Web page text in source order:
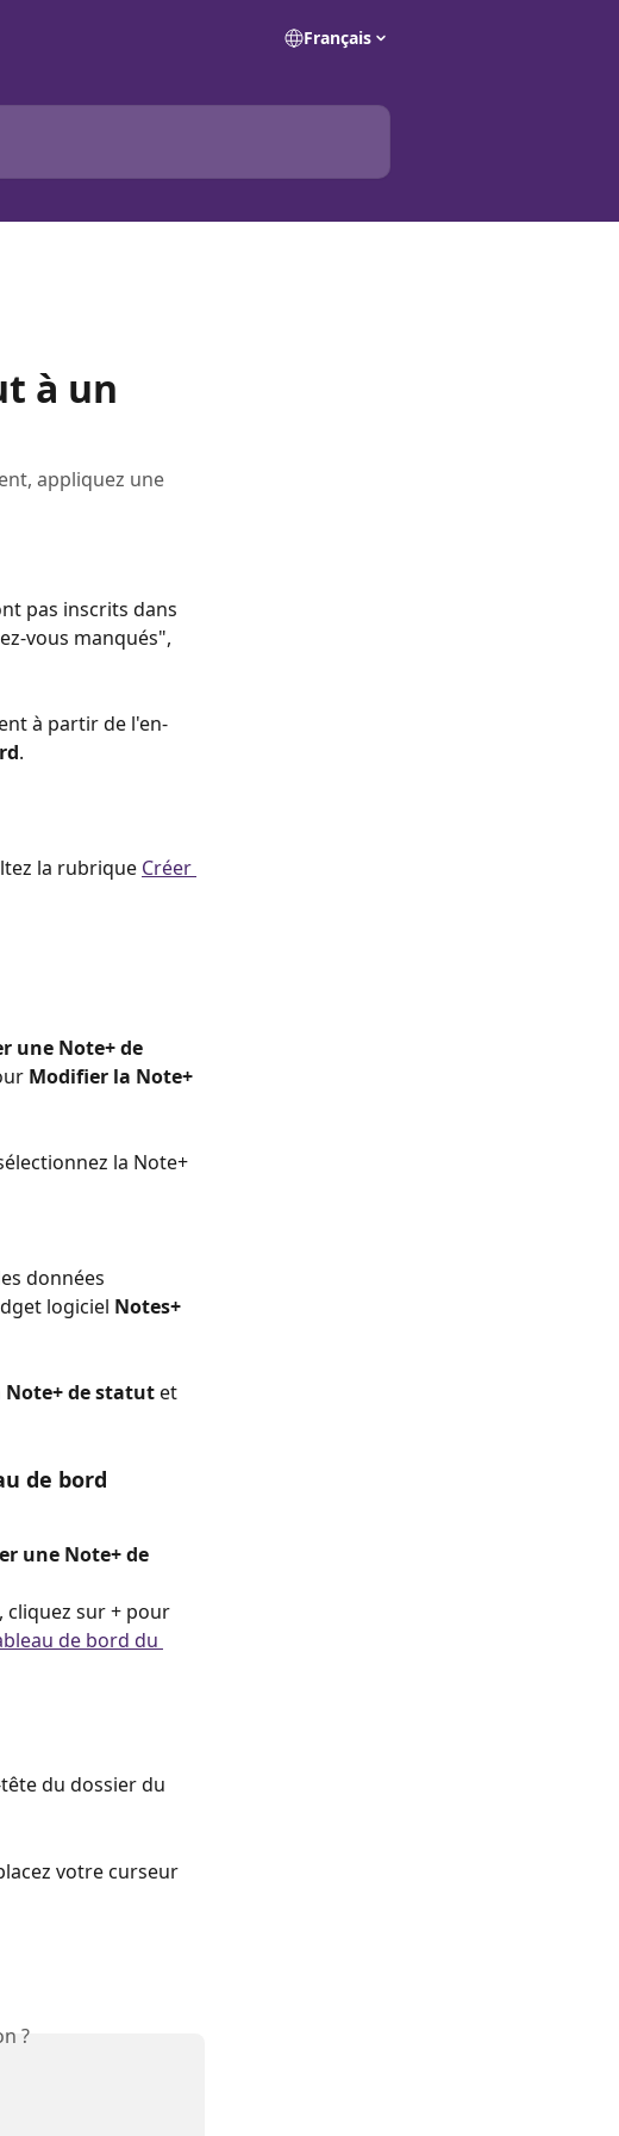
Français
à un
appliquez une
pas inscrits dans
vous manqués",
à partir de l'en-
.
la rubrique Créer
une Note+ de
Modifier la Note+
la Note+
données
logiciel Notes+
de statut et
de bord
une Note+ de
, cliquez sur + pour
de bord du
du dossier du
votre curseur
?